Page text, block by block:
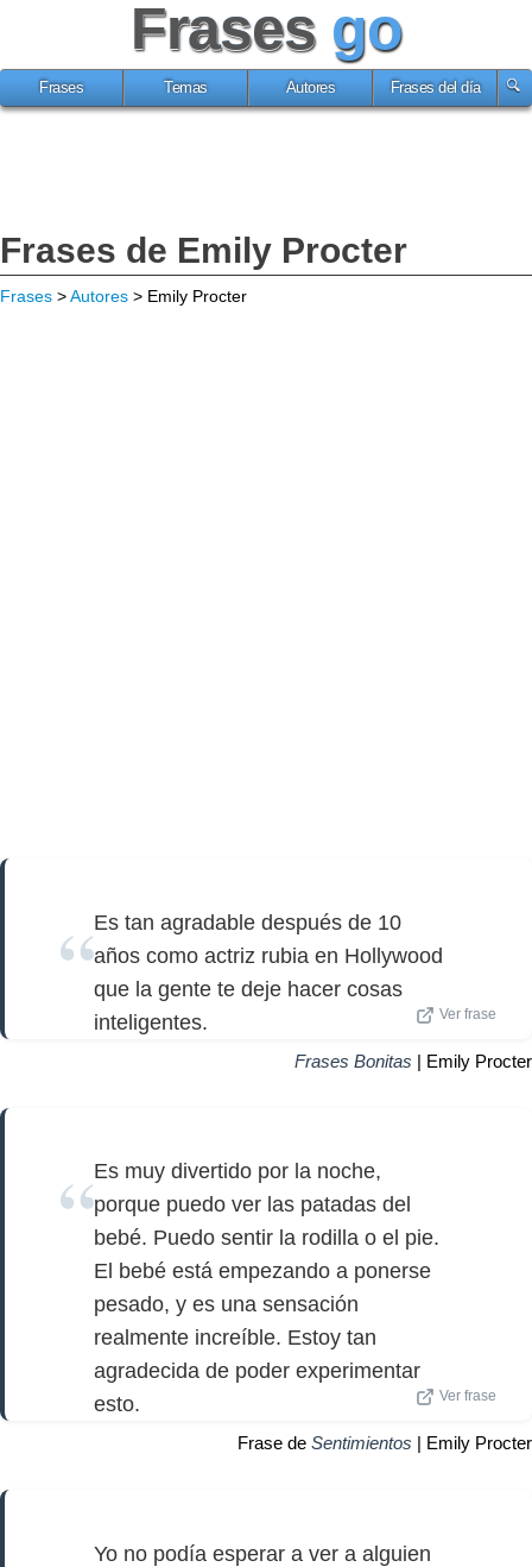
Frases go
Frases Temas Autores Frases del día
Frases de Emily Procter
Frases >Autores > Emily Procter
Es tan agradable después de 10
años como actriz rubia en Hollywood
que la gente te deje hacer cosas
inteligentes.
Ver frase
Frases Bonitas | Emily Procter
Es muy divertido por la noche,
porque puedo ver las patadas del
bebé. Puedo sentir la rodilla o el pie.
El bebé está empezando a ponerse
pesado, y es una sensación
realmente increíble. Estoy tan
agradecida de poder experimentar
esto.
Ver frase
Frase de Sentimientos | Emily Procter
Yo no podía esperar a ver a alguien